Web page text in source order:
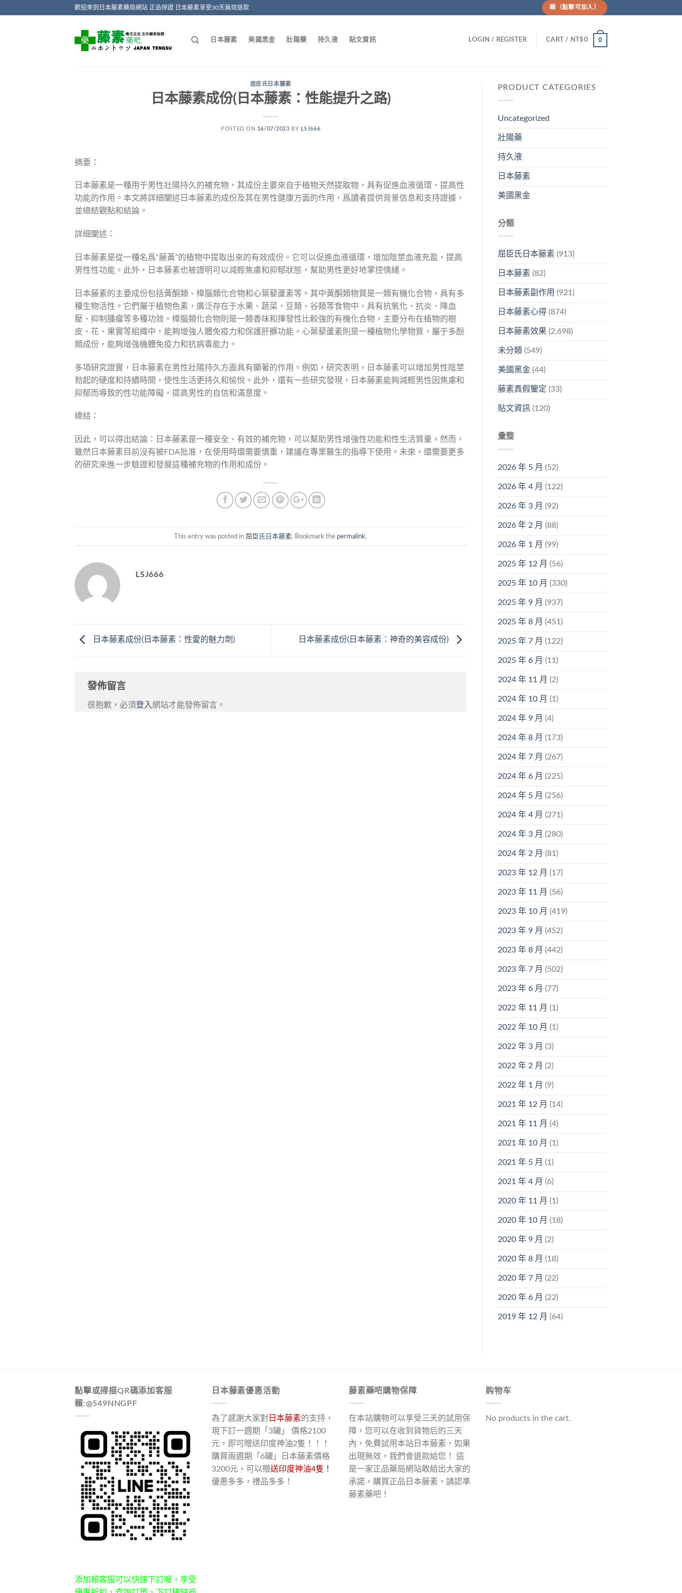
歡迎來到日本藤素藥局網站 正品保證 日本藤素享受30天無效退款 賴（點擊可加入）
日本藤素 美國黑金 壯陽藥 持久液 貼文資訊 LOGIN / REGISTER CART / NT$0 0
屈臣氏日本藤素
日本藤素成份(日本藤素：性能提升之路)
POSTED ON 16/07/2023 BY LSJ666
摘要：
日本藤素是一種用于男性壯陽持久的補充物，其成份主要來自于植物天然提取物，具有促進血液循環、提高性
功能的作用。本文將詳細闡述日本藤素的成份及其在男性健康方面的作用，爲讀者提供背景信息和支持證據，
並總結觀點和結論。
詳細闡述：
日本藤素是從一種名爲“藤黃”的植物中提取出來的有效成份。它可以促進血液循環，增加陰莖血液充盈，提高
男性性功能。此外，日本藤素也被證明可以減輕焦慮和抑郁狀態，幫助男性更好地掌控情緒。
日本藤素的主要成份包括黃酮類、樟腦類化合物和心葉藜蘆素等。其中黃酮類物質是一類有機化合物，具有多
種生物活性。它們屬于植物色素，廣泛存在于水果、蔬菜、豆類、谷類等食物中，具有抗氧化、抗炎、降血
壓、抑制腫瘤等多種功效。樟腦類化合物則是一類香味和揮發性比較強的有機化合物，主要分布在植物的樹
皮、花、果實等組織中，能夠增強人體免疫力和保護肝髒功能。心葉藜蘆素則是一種植物化學物質，屬于多酚
類成份，能夠增強機體免疫力和抗病毒能力。
多項研究證實，日本藤素在男性壯陽持久方面具有顯著的作用。例如，研究表明，日本藤素可以增加男性陰莖
勃起的硬度和持續時間，使性生活更持久和愉悅。此外，還有一些研究發現，日本藤素能夠減輕男性因焦慮和
抑郁而導致的性功能障礙，提高男性的自信和滿意度。
總結：
因此，可以得出結論：日本藤素是一種安全、有效的補充物，可以幫助男性增強性功能和性生活質量。然而，
雖然日本藤素目前沒有被FDA批准，在使用時還需要慎重，建議在專業醫生的指導下使用。未來，還需要更多
的研究來進一步驗證和發展這種補充物的作用和成份。
This entry was posted in 屈臣氏日本藤素. Bookmark the permalink.
LSJ666
日本藤素成份(日本藤素：性愛的魅力劑) 日本藤素成份(日本藤素：神奇的美容成份)
發佈留言
很抱歉，必須登入網站才能發佈留言。
PRODUCT CATEGORIES
Uncategorized
壯陽藥
持久液
日本藤素
美國黑金
分類
屈臣氏日本藤素(913)
日本藤素(82)
日本藤素副作用 (921)
日本藤素心得(874)
日本藤素效果 (2,698)
未分類 (549)
美國黑金(44)
藤素真假鑒定 (33)
貼文資訊(120)
彙整
2026 年 5 月 (52)
2026 年 4 月 (122)
2026 年 3 月 (92)
2026 年 2 月 (88)
2026 年 1 月 (99)
2025 年 12 月 (56)
2025 年 10 月 (330)
2025 年 9 月 (937)
2025 年 8 月 (451)
2025 年 7 月 (122)
2025 年 6 月 (11)
2024 年 11 月 (2)
2024 年 10 月 (1)
2024 年 9 月 (4)
2024 年 8 月 (173)
2024 年 7 月 (267)
2024 年 6 月 (225)
2024 年 5 月 (256)
2024 年 4 月 (271)
2024 年 3 月 (280)
2024 年 2 月 (81)
2023 年 12 月 (17)
2023 年 11 月 (56)
2023 年 10 月 (419)
2023 年 9 月 (452)
2023 年 8 月 (442)
2023 年 7 月 (502)
2023 年 6 月 (77)
2022 年 11 月 (1)
2022 年 10 月 (1)
2022 年 3 月 (3)
2022 年 2 月 (2)
2022 年 1 月 (9)
2021 年 12 月 (14)
2021 年 11 月 (4)
2021 年 10 月 (1)
2021 年 5 月 (1)
2021 年 4 月 (6)
2020 年 11 月 (1)
2020 年 10 月 (18)
2020 年 9 月 (2)
2020 年 8 月 (18)
2020 年 7 月 (22)
2020 年 6 月 (22)
2019 年 12 月 (64)
點擊或掃描QR碼添加客服
賴:@549NNGPF
添加賴客服可以快速下訂喔，享受
日本藤素優惠活動
為了感謝大家對 日本藤素的支持，
現下訂一週期「3罐」 價格2100
元，即可贈送印度神油2隻！！！
購買兩週期「6罐」日本藤素價格
3200元，可以贈送印度神油4隻！
優惠多多，禮品多多！
藤素藥吧購物保障
在本站購物可以享受三天的試用保
障，您可以在收到貨物后的三天
內，免費試用本站日本藤素，如果
出現無效，我們會退款給您！ 這
是一家正品藥局網站敢給出大家的
承諾，購買正品日本藤素，請認準
藤素藥吧！
购物车
No products in the cart.